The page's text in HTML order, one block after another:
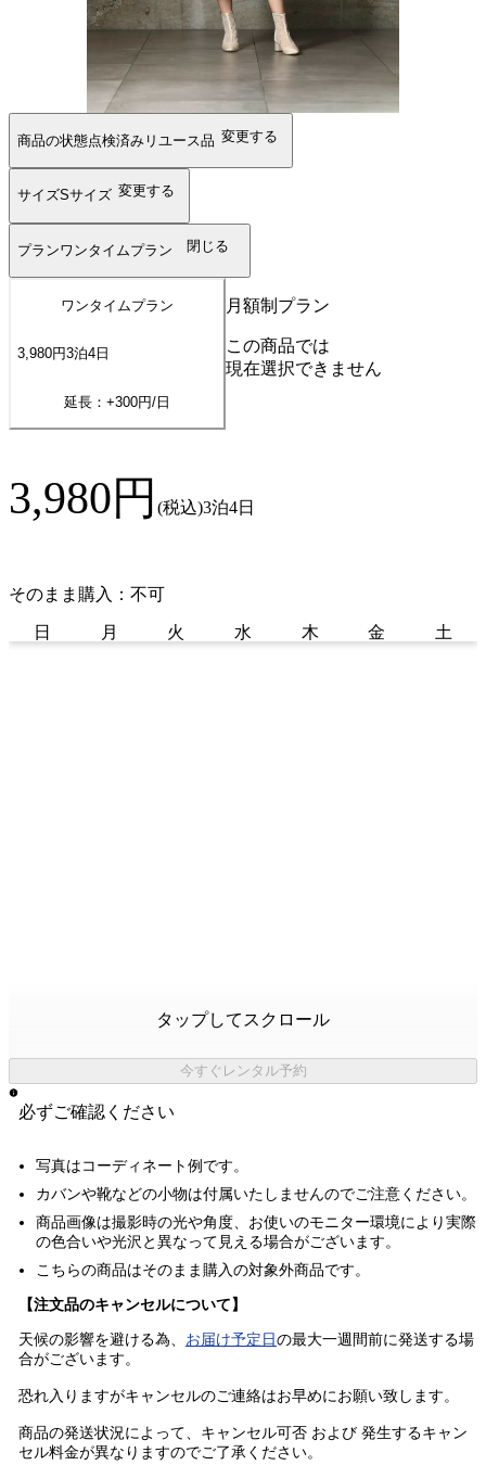
商品の状態点検済みリユース品 変更する
サイズSサイズ 変更する
プランワンタイムプラン 閉じる
ワンタイムプラン
3,980円3泊4 日
延長：+300円/日
月額制プラン
この商品では
現在選択できません
3,980円 (税込)3泊4日
そのまま購入：不可
日 月 火 水 木 金 土
タップしてスクロール
今すぐレンタル予約
必ずご確認ください
写真はコーディネート例です。
カバンや靴などの小物は付属いたしませんのでご注意ください。
商品画像は撮影時の光や角度、お使いのモニター環境により実際
の色合いや光沢と異なって見える場合がございます。
こちらの商品はそのまま購入の対象外商品です。
【注文品のキャンセルについて】
天候の影響を避ける為、 お届け予定日 の最大一週間前に発送する場
合がございます。
恐れ入りますがキャンセルのご連絡はお早めにお願い致します。
商品の発送状況によって、キャンセル可否 および 発生するキャン
セル料金が異なりますのでご了承ください。